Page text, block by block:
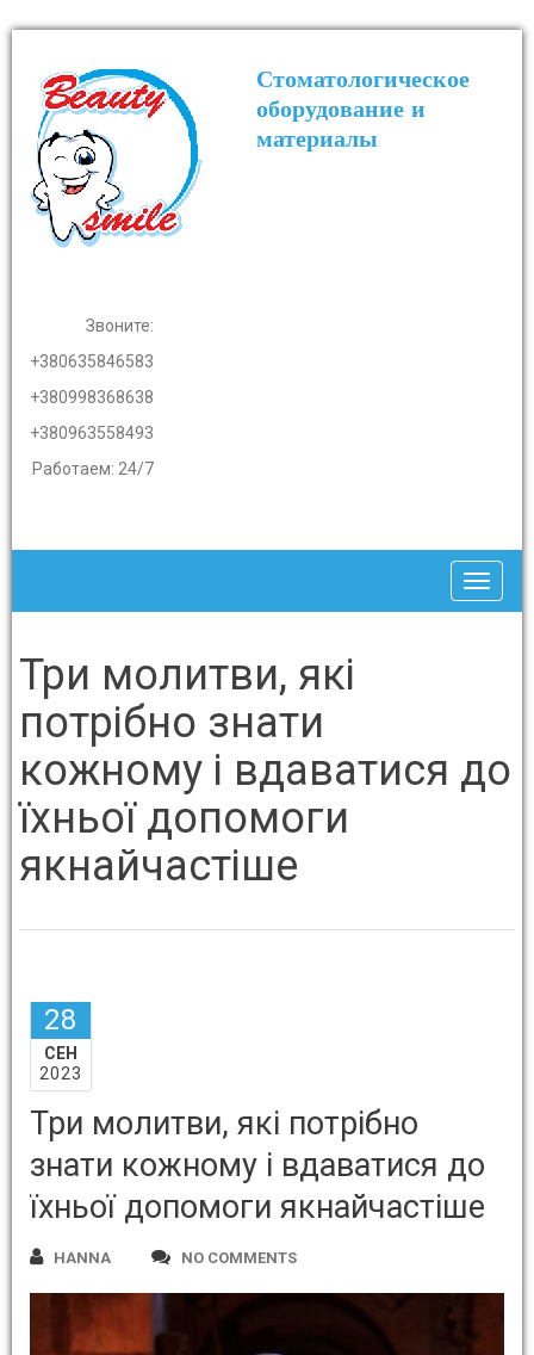
Стоматологическое
оборудование и
материалы
Звоните:
+380635846583
+380998368638
+380963558493
Работаем: 24/7
Три молитви, які
потрібно знати
кожному і вдаватися до
їхньої допомоги
якнайчастіше
28
СЕН
2023
Три молитви, які потрібно
знати кожному і вдаватися до
їхньої допомоги якнайчастіше
HANNA NO COMMENTS